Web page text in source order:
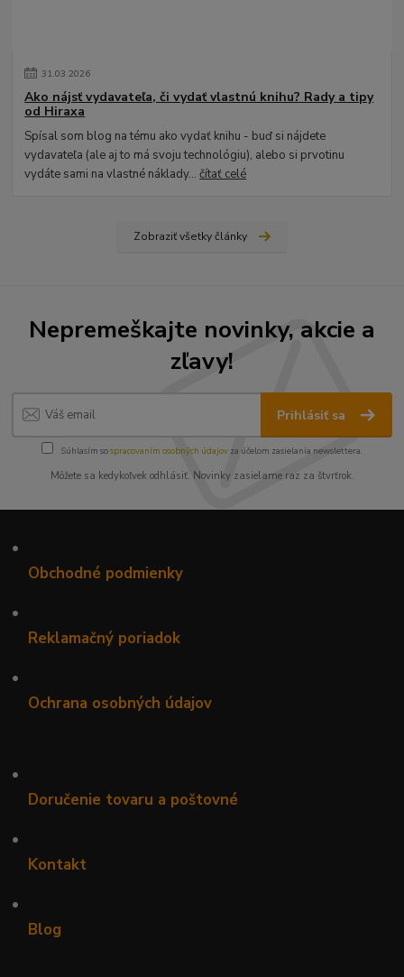
31.03.2026
Ako nájsť vydavateľa, či vydať vlastnú knihu? Rady a tipy
od Hiraxa
Spísal som blog na tému ako vydať knihu - buď si nájdete
vydavateľa (ale aj to má svoju technológiu), alebo si prvotinu
vydáte sami na vlastné náklady...čítať celé
Zobraziť všetky články
Nepremeškajte novinky, akcie a
zľavy!
Prihlásiť sa
Súhlasím sospracovaním osobných údajov za účelom zasielania newslettera.
Môžete sa kedykoľvek odhlásiť. Novinky zasielame raz za štvrťrok.
•
Obchodné podmienky
•
Reklamačný poriadok
•
Ochrana osobných údajov
•
Doručenie tovaru a poštovné
•
Kontakt
•
Blog